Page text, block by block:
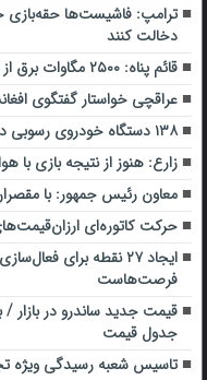
ترامپ: فاشیست‌ها ‌حقه‌بازی
دخالت کنند
قائم پناه: ۲۵۰۰ مگاوات برق از پنل‌های خورشیدی تولید شده است
عراقچی خواستار گفتگوی
۱۳۸ دستگاه خودروی رسوبی در پارکینگ‌های ورامین وجود دارد
زارع: هنوز از نتیجه بازی با
معاون رئیس جمهور: با
حرکت کاتوره‌ای
ایجاد ۲۷ نقطه برای
فرصت‌هاست
جدول قیمت
تاسیس شعبه رسیدگی ویژه